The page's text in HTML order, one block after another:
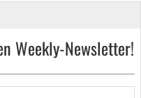
Weekly-Newsletter!